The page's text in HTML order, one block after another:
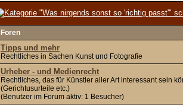
Foren
Tipps und mehr
Rechtliches in Sachen Kunst und Fotografie
Urheber - und Medienrecht
Rechtliches, das für Künstler aller Art interessant sein
(Gerichtusurteile etc.)
(Benutzer im Forum aktiv: 1 Besucher)